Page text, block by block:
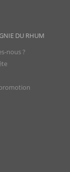
DU RHUM
nous ?